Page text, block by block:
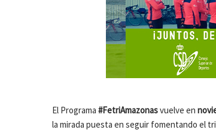
El Programa #FetriAmazonasvuelve en
la mirada puesta en seguir fomentando el